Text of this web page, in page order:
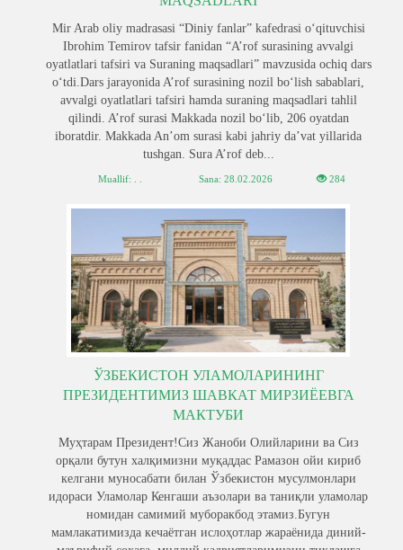
Mir Arab oliy madrasasi “Diniy fanlar” kafedrasi o‘qituvchisi
Ibrohim Temirov tafsir fanidan “A’rof surasining avvalgi
oyatlatlari tafsiri va Suraning maqsadlari” mavzusida ochiq dars
o‘tdi.Dars jarayonida A’rof surasining nozil bo‘lish sabablari,
avvalgi oyatlatlari tafsiri hamda suraning maqsadlari tahlil
qilindi. A’rof surasi Makkada nozil bo‘lib, 206 oyatdan
iboratdir. Makkada An’om surasi kabi jahriy da’vat yillarida
tushgan. Sura A’rof deb...
Muallif: . . Sana: 28.02.2026 284
ЎЗБЕКИСТОН УЛАМОЛАРИНИНГ
ПРЕЗИДЕНТИМИЗ ШАВКАТ МИРЗИЁЕВГА
МАКТУБИ
Муҳтарам Президент!Сиз Жаноби Олийларини ва Сиз
орқали бутун халқимизни муқаддас Рамазон ойи кириб
келгани муносабати билан Ўзбекистон мусулмонлари
идораси Уламолар Кенгаши аъзолари ва таниқли уламолар
номидан самимий муборакбод этамиз.Бугун
мамлакатимизда кечаётган ислоҳотлар жараёнида диний-